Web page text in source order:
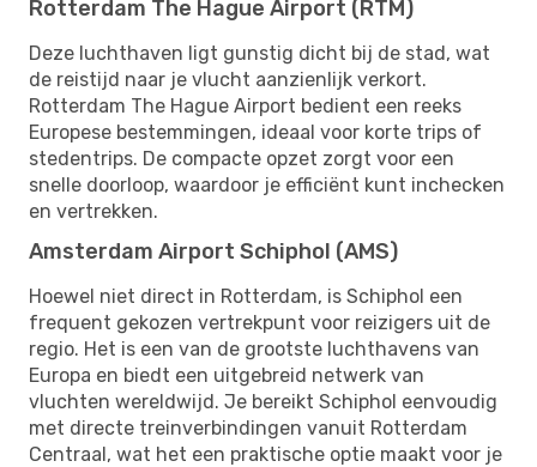
Rotterdam The Hague Airport (RTM)
Deze luchthaven ligt gunstig dicht bij de stad, wat
de reistijd naar je vlucht aanzienlijk verkort.
Rotterdam The Hague Airport bedient een reeks
Europese bestemmingen, ideaal voor korte trips of
stedentrips. De compacte opzet zorgt voor een
snelle doorloop, waardoor je efficiënt kunt inchecken
en vertrekken.
Amsterdam Airport Schiphol (AMS)
Hoewel niet direct in Rotterdam, is Schiphol een
frequent gekozen vertrekpunt voor reizigers uit de
regio. Het is een van de grootste luchthavens van
Europa en biedt een uitgebreid netwerk van
vluchten wereldwijd. Je bereikt Schiphol eenvoudig
met directe treinverbindingen vanuit Rotterdam
Centraal, wat het een praktische optie maakt voor je